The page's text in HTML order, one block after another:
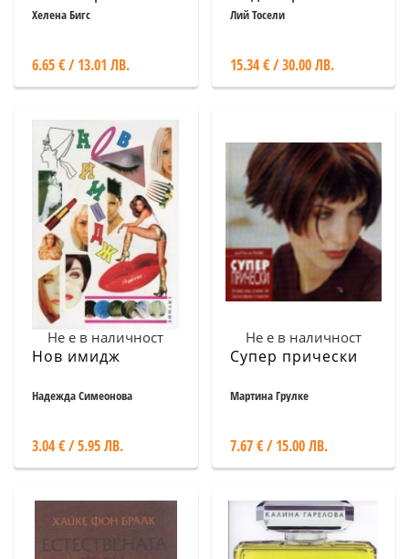
Колекция проекти
Хелена Бигс
6.65 € / 13.01 ЛВ.
Търговските
Лий Тосели
15.34 € / 30.00 ЛВ.
Не е в наличност
Нов имидж
Надежда Симеонова
3.04 € / 5.95 ЛВ.
Не е в наличност
Супер прически
Мартина Грулке
7.67 € / 15.00 ЛВ.